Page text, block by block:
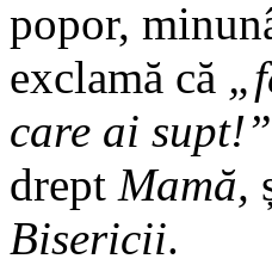
popor,
exclamă că
care ai supt!”
drept Mamă,
Bisericii.